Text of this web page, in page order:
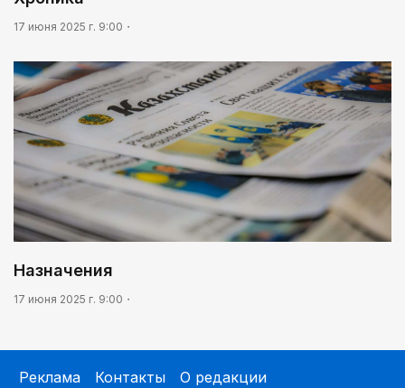
17 июня 2025 г. 9:00
Назначения
17 июня 2025 г. 9:00
Реклама Контакты
О редакции